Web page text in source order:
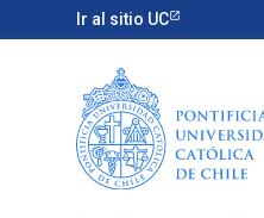
Ir al sitio UC